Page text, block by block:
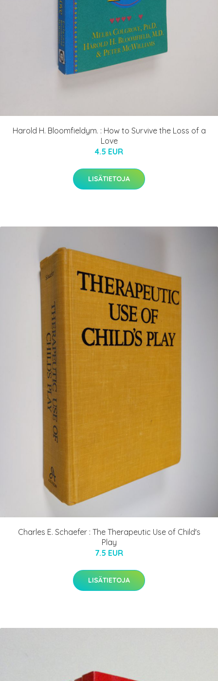
Harold H. Bloomfieldym. : How to Survive the Loss of a
Love
4.5 EUR
LISÄTIETOJA
Charles E. Schaefer : The Therapeutic Use of Child's
Play
7.5 EUR
LISÄTIETOJA